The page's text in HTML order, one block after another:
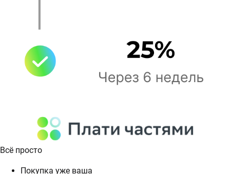
Всё просто
Покупка уже ваша